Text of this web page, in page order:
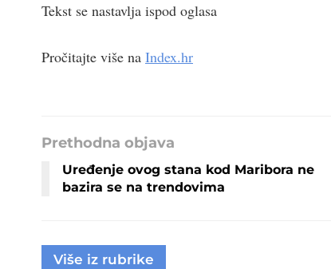
Tekst se nastavlja ispod oglasa
Pročitajte više na Index.hr
Prethodna objava
Uređenje ovog stana kod Maribora ne
bazira se na trendovima
Više iz rubrike